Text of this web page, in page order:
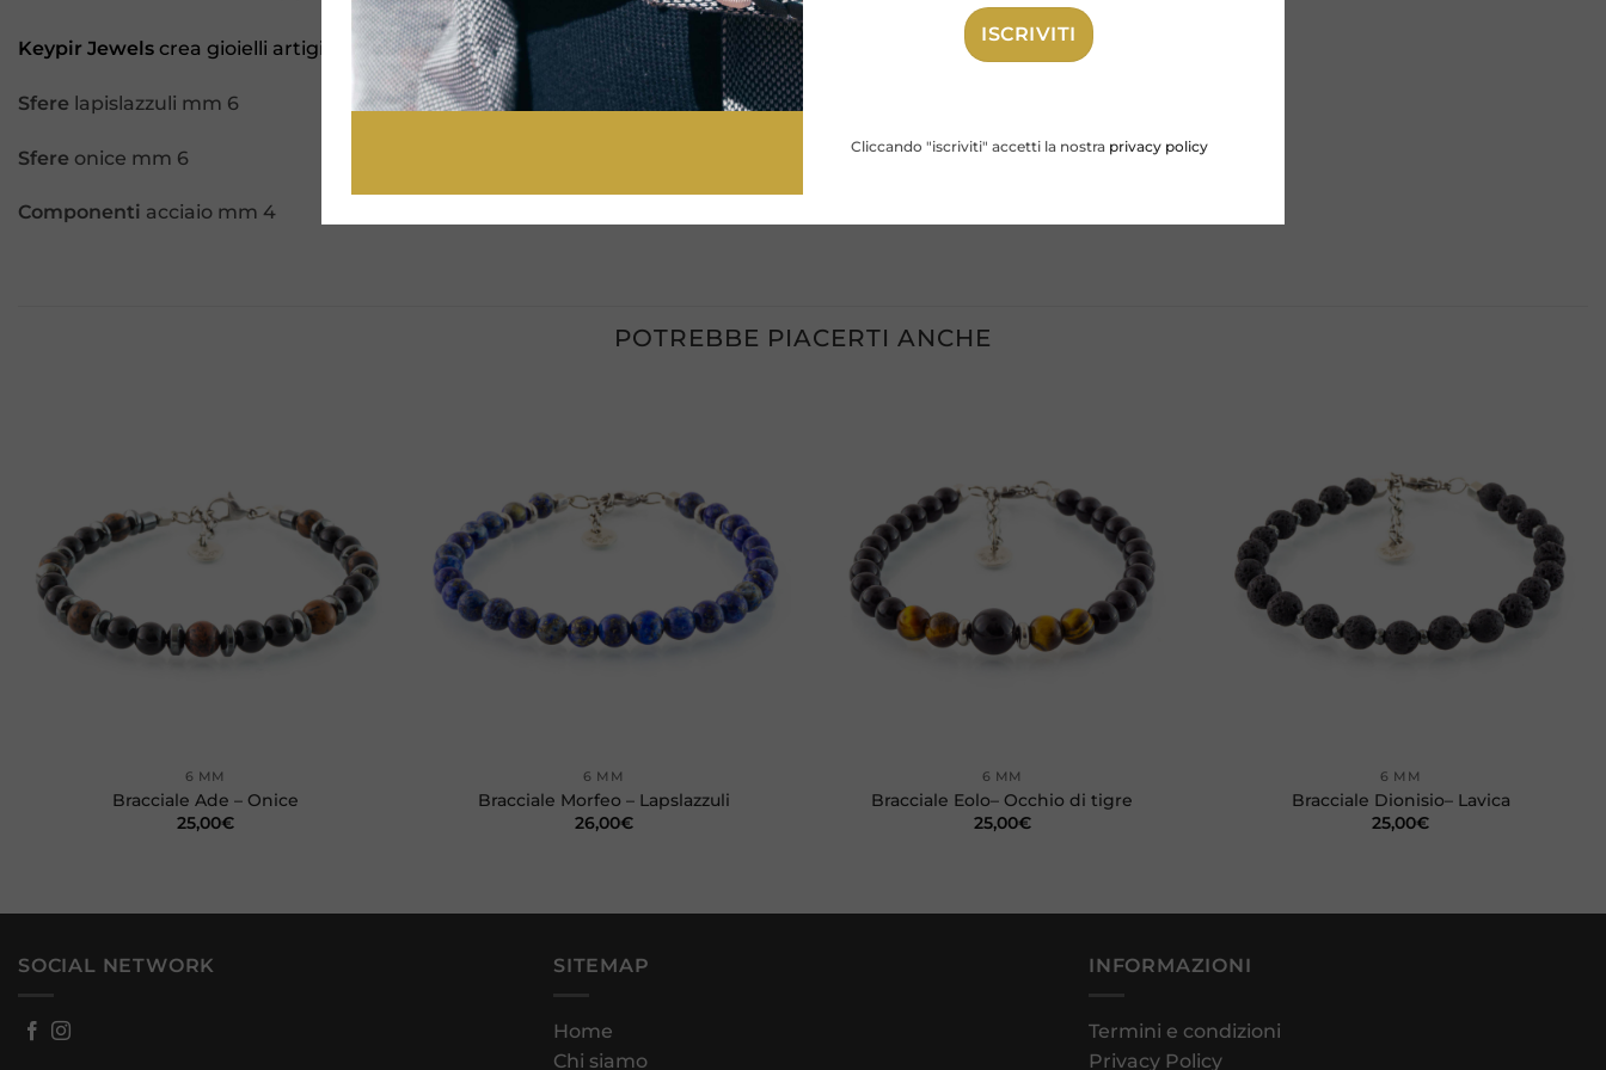
Keypir Jewels crea gioielli artigianali dal disegno alla produzione esclusivamente fatta a mano.
Sfere lapislazzuli mm 6
Sfere onice mm 6
Componenti acciaio mm 4
POTREBBE PIACERTI ANCHE
6 MM
Bracciale Ade – Onice
25,00€
6 MM
Bracciale Morfeo – Lapslazzuli
26,00€
6 MM
Bracciale Eolo– Occhio di tigre
25,00€
desideri
6 MM
Bracciale Dionisio– Lavica
25,00€
SOCIAL NETWORK SITEMAP
Home
Chi siamo
INFORMAZIONI
Termini e condizioni
Privacy Policy
Cliccando "iscriviti" accetti la nostra privacy policy